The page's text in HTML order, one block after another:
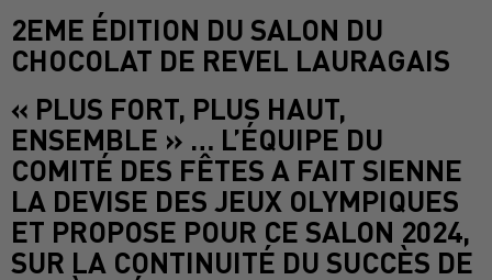
2EME ÉDITION DU SALON DU
CHOCOLAT DE REVEL LAURAGAIS
« PLUS FORT, PLUS HAUT,
ENSEMBLE » … L’ÉQUIPE DU
COMITÉ DES FÊTES A FAIT SIENNE
LA DEVISE DES JEUX OLYMPIQUES
ET PROPOSE POUR CE SALON 2024,
SUR LA CONTINUITÉ DU SUCCÈS DE